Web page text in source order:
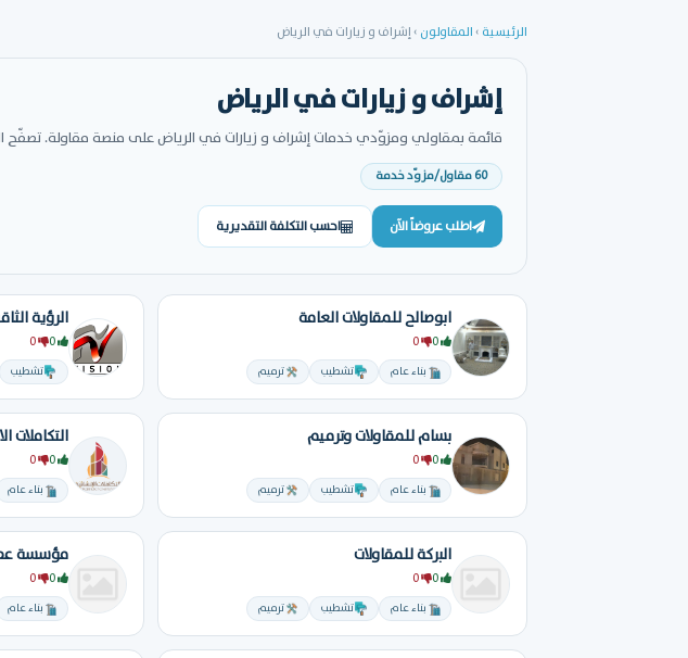
الرئيسية ›المقاولون ›إشراف و زيارات في الرياض
إشراف و زيارات في الرياض
قائمة بمقاولي ومزوّدي خدمات إشراف و زيارات في الرياض على منصة مقاولة. تصفّح
60 مقاول/مزوّد خدمة
اطلب عروضاً الآن احسب التكلفة التقديرية
ابوصالح للمقاولات العامة
بناء عام تشطيب ترميم
الرؤية
0
0
تشطيب
بسام للمقاولات وترميم
بناء عام تشطيب ترميم
التكاملات
0
0
بناء عام
البركة للمقاولات
بناء عام تشطيب ترميم
مؤسسة
0
0
بناء عام